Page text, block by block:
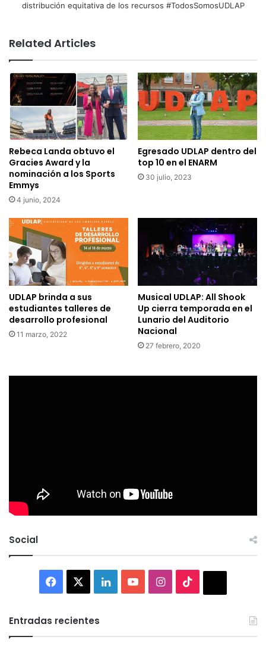
distribución equitativa de los recursos #TodosSomosUDLAP
Related Articles
Rebeca Landa obtuvo el
Gracies Award y la
nominación a los Sports
Emmys
4 junio, 2024
Egresado UDLAP dentro del
top 10 en el ENARM
30 julio, 2023
UDLAP brinda a sus
estudiantes talleres de
desarrollo profesional
11 marzo, 2022
Musical UDLAP: All Shook
Up cierra temporada en el
Lunario del Auditorio
Nacional
27 febrero, 2020
Social
Facebook LinkedInYouTubeInstagram
Entradas recientes